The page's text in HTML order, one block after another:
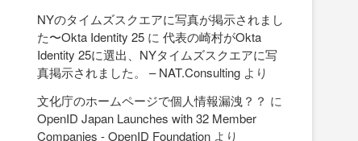
NYのタイムズスクエアに写真が掲示されまし
た〜Okta Identity 25 に 代表の崎村がOkta
Identity 25に選出、NYタイムズスクエアに写
真掲示されました。 – NAT.Consulting より
文化庁のホームページで個人情報漏洩？？ に
OpenID Japan Launches with 32 Member
Companies - OpenID Foundation より